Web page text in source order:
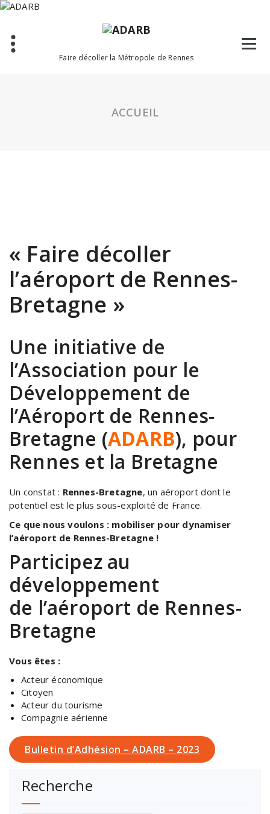
Aller
Faire décoller la Métropole de Rennes
ACCUEIL
« Faire décoller
l’aéroport de Rennes-
Bretagne »
Une initiative de
l’Association pour le
Développement de
l’Aéroport de Rennes-
Bretagne (ADARB), pour
Rennes et la Bretagne
Un constat : Rennes-Bretagne, un aéroport dont le
potentiel est le plus sous-exploité de France.
Ce que nous voulons : mobiliser pour dynamiser
l’aéroport de Rennes-Bretagne !
Participez au
développement
de l’aéroport de Rennes-
Bretagne
Vous êtes :
Acteur économique
Citoyen
Acteur du tourisme
Compagnie aérienne
Bulletin d’Adhésion – ADARB – 2023
Recherche